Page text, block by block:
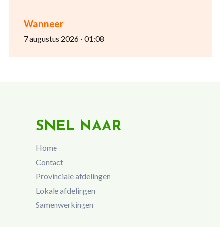
Wanneer
7 augustus 2026 - 01:08
SNEL NAAR
Home
Contact
Provinciale afdelingen
Lokale afdelingen
Samenwerkingen